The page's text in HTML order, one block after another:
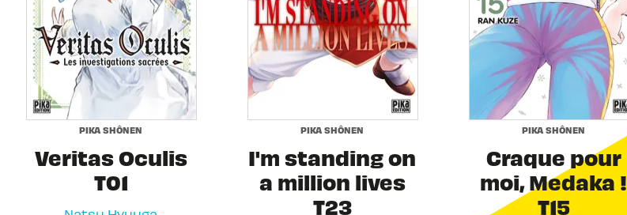
PIKA SHÔNEN
Veritas Oculis
T01
PIKA SHÔNEN
I'm standing on
a million lives
T23
PIKA SHÔNEN
Craque pour
moi, Medaka !
T15